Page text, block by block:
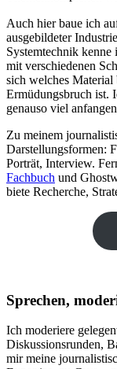
Auch hier baue ich
ausgebildeter
Systemtechnik
mit verschiedenen
sich welches Material
Ermüdungsbruch ist.
genauso viel
Zu meinem
Darstellungsformen:
Porträt, Interview.
Fachbuch und
biete Recherche,
Sprechen,
Ich moderiere
Diskussionsrunden,
mir meine